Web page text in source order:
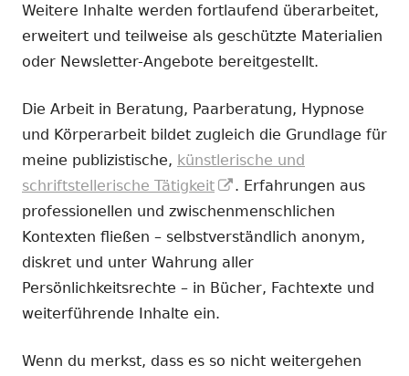
Weitere Inhalte werden fortlaufend überarbeitet,
erweitert und teilweise als geschützte Materialien
oder Newsletter-Angebote bereitgestellt.
Die Arbeit in Beratung, Paarberatung, Hypnose
und Körperarbeit bildet zugleich die Grundlage für
meine publizistische, künstlerische und
schriftstellerische Tätigkeit
In
neuem
Fenster
öffnen
. Erfahrungen aus
professionellen und zwischenmenschlichen
Kontexten fließen – selbstverständlich anonym,
diskret und unter Wahrung aller
Persönlichkeitsrechte – in Bücher, Fachtexte und
weiterführende Inhalte ein.
Wenn du merkst, dass es so nicht weitergehen